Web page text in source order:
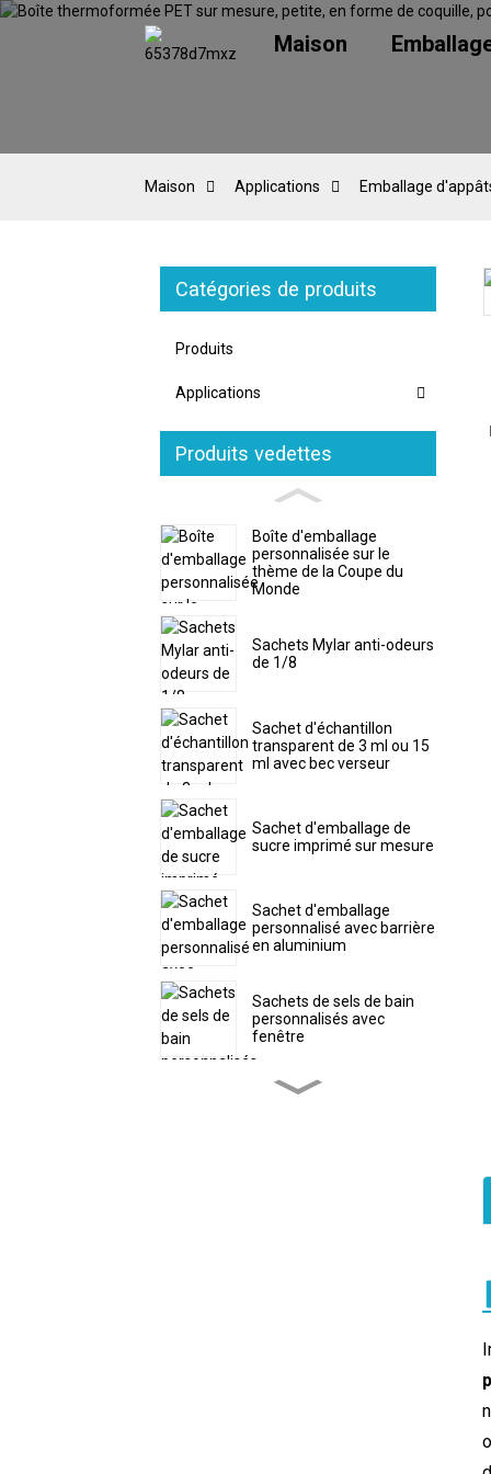
Maison
Maison Applications Emballage
Catégories de produits
Produits
Applications
Produits vedettes
Boîte d'emballage
personnalisée sur le
thème de la Coupe du
Monde
Sachets Mylar anti-odeurs
de 1/8
Sachet d'échantillon
transparent de 3 ml ou 15
ml avec bec verseur
Sachet d'emballage de
sucre imprimé sur mesure
Sachet d'emballage
personnalisé avec barrière
en aluminium
Sachets de sels de bain
personnalisés avec
fenêtre
Sachet d'emballage
Loading...
Loading...